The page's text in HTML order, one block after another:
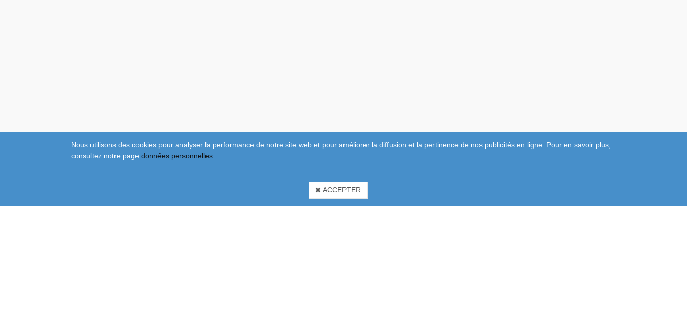
Nous utilisons des cookies pour analyser la performance de notre site web et pour améliorer la diffusion et la pertinence de nos publicités en ligne. Pour en savoir plus,
consultez notre pagedonnées personnelles.
ACCEPTER